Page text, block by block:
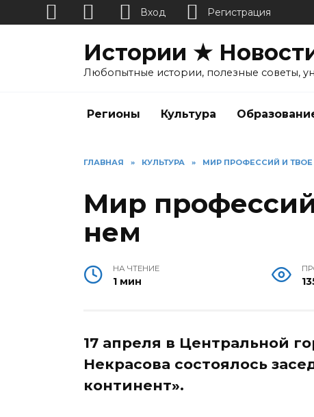
Истории ★
Любопытные истории, полезные советы,
Регионы Культура
ГЛАВНАЯ » КУЛЬТУРА » МИР ПРОФЕССИЙ И
Мир
нем
НА ЧТЕНИЕ
1 мин
17 апреля в Центральной
Некрасова состоялось
континент».
Вход Регистрация